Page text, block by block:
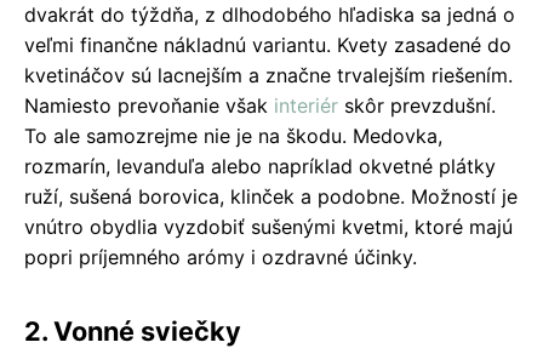
dvakrát do týždňa, z dlhodobého hľadiska sa jedná o
veľmi finančne nákladnú variantu. Kvety zasadené do
kvetináčov sú lacnejším a značne trvalejším riešením.
Namiesto prevoňanie však interiér skôr prevzdušní.
To ale samozrejme nie je na škodu. Medovka,
rozmarín, levanduľa alebo napríklad okvetné plátky
ruží, sušená borovica, klinček a podobne. Možností je
vnútro obydlia vyzdobiť sušenými kvetmi, ktoré majú
popri príjemného arómy i ozdravné účinky.
2. Vonné sviečky